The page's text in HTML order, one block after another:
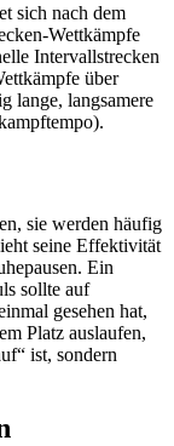
sich nach dem
Wettkämpfe
Intervallstrecken
über
lange, langsamere
sie werden häufig
seine Effektivität
Ein
sollte auf
gesehen hat,
Platz auslaufen,
ist, sondern